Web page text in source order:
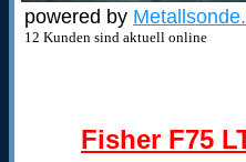
powered by
12 Kunden sind aktuell online
Fisher F75